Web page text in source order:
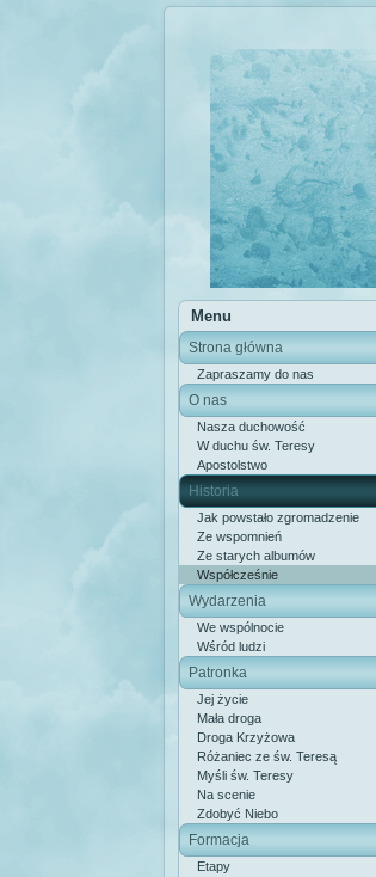
Menu
Strona główna
Zapraszamy do nas
O nas
Nasza duchowość
W duchu św. Teresy
Apostolstwo
Historia
Jak powstało zgromadzenie
Ze wspomnień
Ze starych albumów
Współcześnie
Wydarzenia
We wspólnocie
Wśród ludzi
Patronka
Jej życie
Mała droga
Droga Krzyżowa
Różaniec ze św. Teresą
Myśli św. Teresy
Na scenie
Zdobyć Niebo
Formacja
Etapy